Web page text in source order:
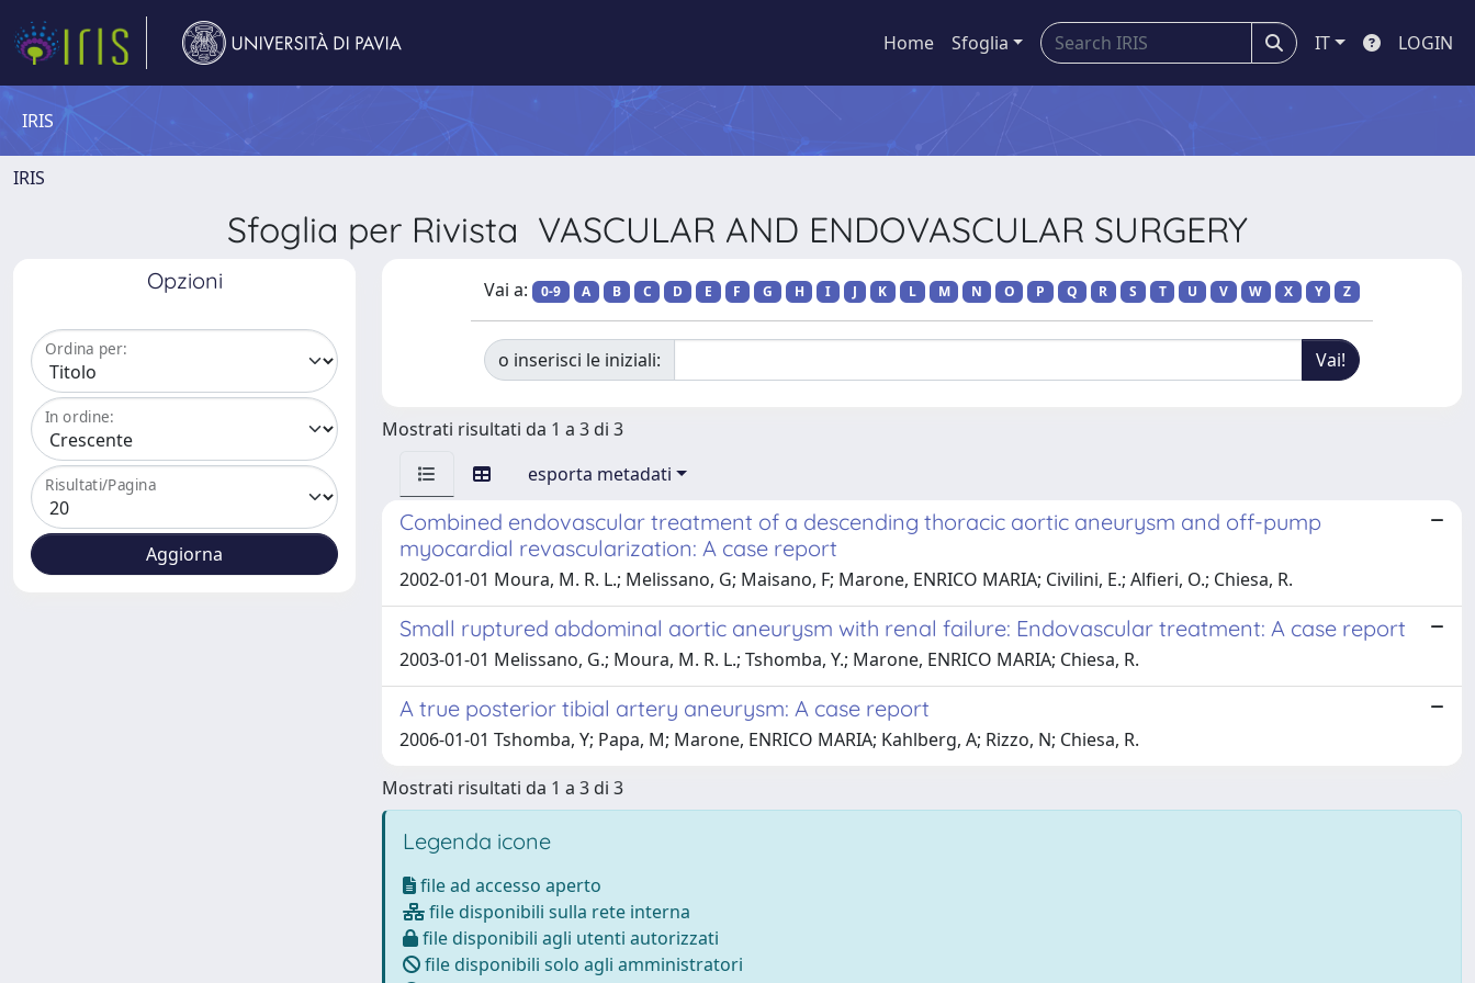
Home Sfoglia IT LOGIN
IRIS
IRIS
Sfoglia per Rivista VASCULAR AND ENDOVASCULAR SURGERY
Opzioni
Ordina per:
In ordine:
Risultati/Pagina
Vai a: 0-9 A B C D E F G H I J K L M N O P Q R S T U V W X Y Z
o inserisci le iniziali:
Mostrati risultati da 1 a 3 di 3
esporta metadati
Combined endovascular treatment of a descending thoracic aortic aneurysm and off-pump
myocardial revascularization: A case report
2002-01-01 Moura, M. R. L.; Melissano, G; Maisano, F; Marone, ENRICO MARIA; Civilini, E.; Alfieri, O.; Chiesa, R.
Small ruptured abdominal aortic aneurysm with renal failure: Endovascular treatment: A case report
2003-01-01 Melissano, G.; Moura, M. R. L.; Tshomba, Y.; Marone, ENRICO MARIA; Chiesa, R.
A true posterior tibial artery aneurysm: A case report
2006-01-01 Tshomba, Y; Papa, M; Marone, ENRICO MARIA; Kahlberg, A; Rizzo, N; Chiesa, R.
Mostrati risultati da 1 a 3 di 3
Legenda icone
file ad accesso aperto
file disponibili sulla rete interna
file disponibili agli utenti autorizzati
file disponibili solo agli amministratori